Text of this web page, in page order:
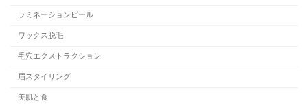
ラミネーションピール
ワックス脱毛
毛穴エクストラクション
眉スタイリング
美肌と食